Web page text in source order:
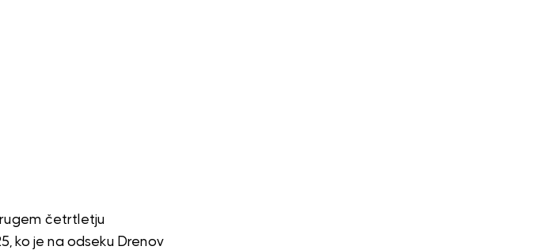
četrtletju
ko je na odseku Drenov